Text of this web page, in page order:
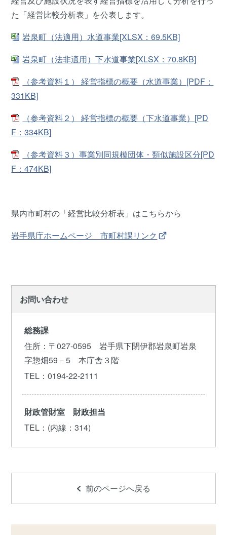
た「経営比較分析表」を公表します。
岩泉町（法適用）水道事業[XLSX：69.5KB]
岩泉町（法非適用）下水道事業[XLSX：70.8KB]
（参考資料１） 経営指標の概要（水道事業）[PDF：
331KB]
（参考資料２） 経営指標の概要（下水道事業）[PD
F：334KB]
（参考資料３）事業別同規模団体・類似施設区分[PD
F：474KB]
県内市町村の「経営比較分析表」はこちらから
岩手県庁ホームページ 市町村課リンク
お問い合わせ
総務課
住所 ：〒027-0595 岩手県下閉伊郡岩泉町岩泉
字惣畑59－5 本庁舎３階
TEL ：0194-22-2111
財政管財室 財政担当
TEL ：(内線：314)
前のページへ戻る